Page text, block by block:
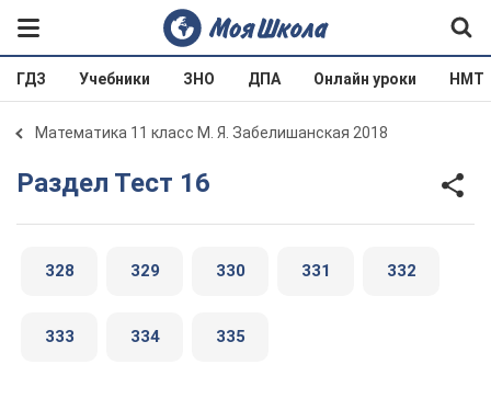
ГДЗ Учебники ЗНО ДПА Онлайн уроки НМТ
Математика 11 класс М. Я. Забелишанская 2018
Раздел Тест 16
328 329 330 331 332
333 334 335